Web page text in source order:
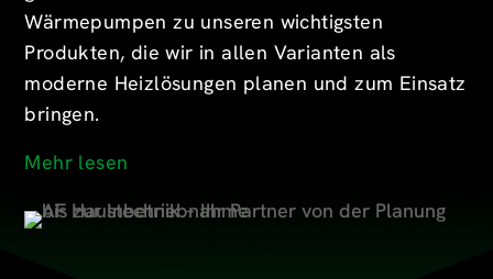
Wärmepumpen zu unseren wichtigsten
Produkten, die wir in allen Varianten als
moderne Heizlösungen planen und zum Einsatz
bringen.
Mehr lesen